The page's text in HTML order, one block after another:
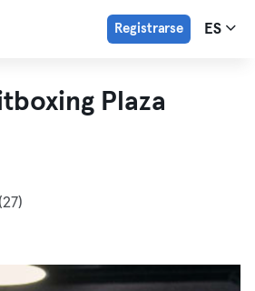
Registrarse ES
Plaza
(27)